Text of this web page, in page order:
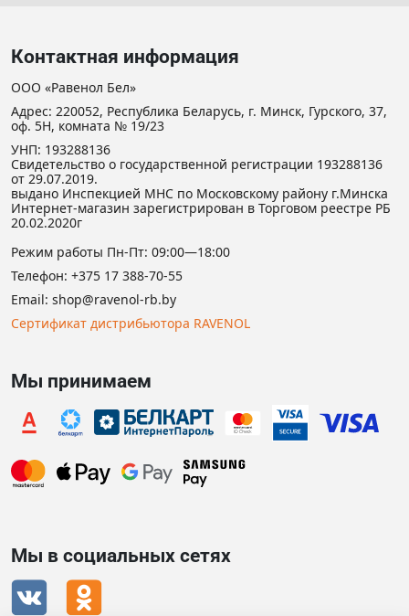
Контактная информация
ООО «Равенол Бел»
Адрес: 220052, Республика Беларусь, г. Минск, Гурского, 37,
оф. 5Н, комната № 19/23
УНП: 193288136
Свидетельство о государственной регистрации 193288136
от 29.07.2019.
выдано Инспекцией МНС по Московскому району г.Минска
Интернет-магазин зарегистрирован в Торговом реестре РБ
20.02.2020г
Режим работы Пн-Пт: 09:00—18:00
Телефон: +375 17 388-70-55
Email: shop@ravenol-rb.by
Сертификат дистрибьютора RAVENOL
Мы принимаем
Мы в социальных сетях